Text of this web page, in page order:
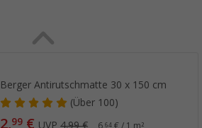
Berger Antirutschmatte 30 x 150 cm
(Über100)
2,99 € UVP4,99 € 6,64 € / 1 m²